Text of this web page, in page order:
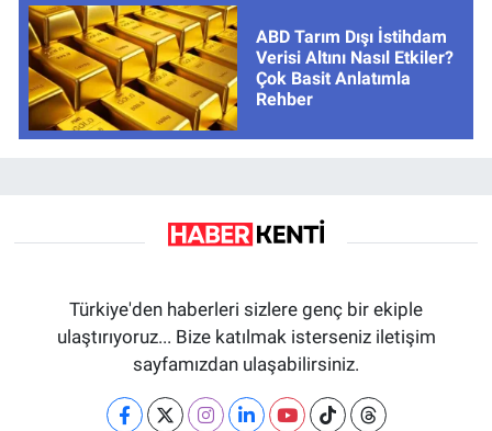
ABD Tarım Dışı İstihdam
Verisi Altını Nasıl Etkiler?
Çok Basit Anlatımla
Rehber
Türkiye'den haberleri sizlere genç bir ekiple
ulaştırıyoruz... Bize katılmak isterseniz iletişim
sayfamızdan ulaşabilirsiniz.